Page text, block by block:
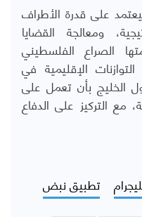
على قدرة الأطراف
ومعالجة القضايا
الصراع الفلسطيني
الإقليمية في
الخليج بأن تعمل على
مع التركيز على الدفاع
تطبيق نبض